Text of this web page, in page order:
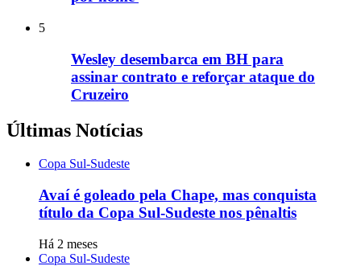
5
Wesley desembarca em BH para
assinar contrato e reforçar ataque do
Cruzeiro
Últimas Notícias
Copa Sul-Sudeste
Avaí é goleado pela Chape, mas conquista
título da Copa Sul-Sudeste nos pênaltis
Há 2 meses
Copa Sul-Sudeste